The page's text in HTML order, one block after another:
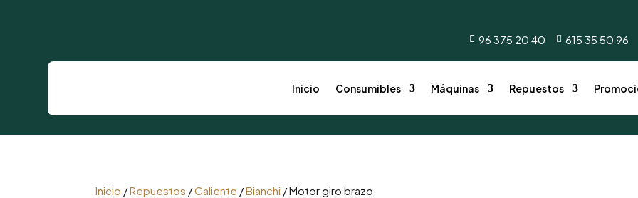
 96 375 20 40  615 35 50 96
Inicio Consumibles Máquinas Repuestos
Inicio /Repuestos /Caliente /Bianchi / Motor giro brazo